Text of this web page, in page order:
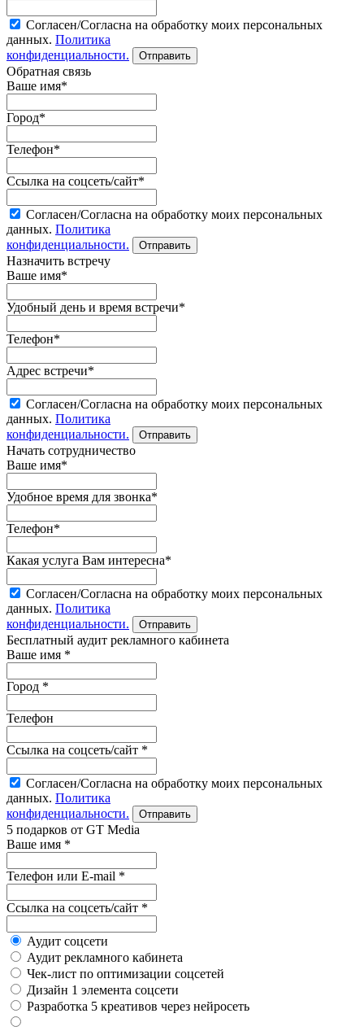
Согласен/Согласна на обработку моих персональных
данных. Политика
конфиденциальности.
Обратная связь
Ваше имя*
Город*
Телефон*
Ссылка на соцсеть/сайт*
Согласен/Согласна на обработку моих персональных
данных. Политика
конфиденциальности.
Назначить встречу
Ваше имя*
Удобный день и время встречи*
Телефон*
Адрес встречи*
Согласен/Согласна на обработку моих персональных
данных. Политика
конфиденциальности.
Начать сотрудничество
Ваше имя*
Удобное время для звонка*
Телефон*
Какая услуга Вам интересна*
Согласен/Согласна на обработку моих персональных
данных. Политика
конфиденциальности.
Бесплатный аудит рекламного кабинета
Ваше имя *
Город *
Телефон
Ссылка на соцсеть/сайт *
Согласен/Согласна на обработку моих персональных
данных. Политика
конфиденциальности.
5 подарков от GT Media
Ваше имя *
Телефон или E-mail *
Ссылка на соцсеть/сайт *
Аудит соцсети
Аудит рекламного кабинета
Чек-лист по оптимизации соцсетей
Дизайн 1 элемента соцсети
Разработка 5 креативов через нейросеть